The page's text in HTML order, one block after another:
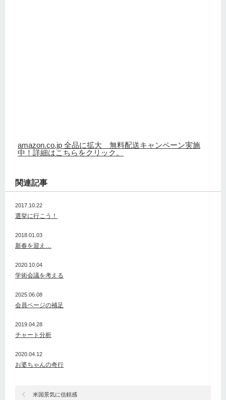
amazon.co.jp 全品に拡大 無料配送キャンペーン実施
中！詳細はこちらをクリック。
関連記事
2017.10.22
選挙に行こう！
2018.01.03
新春を迎え…
2020.10.04
学術会議を考える
2025.06.08
会員ページの補足
2019.04.28
チャート分析
2020.04.12
お婆ちゃんの奇行
米国景気に信頼感